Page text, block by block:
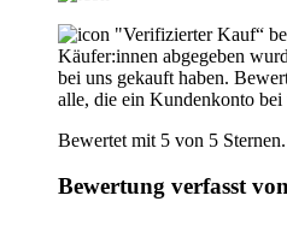
"Verifizierter Kauf“
Käufer:innen abgegeben
bei uns gekauft haben.
alle, die ein Kundenkonto bei
Bewertet mit 5 von 5 Sternen.
Bewertung verfasst